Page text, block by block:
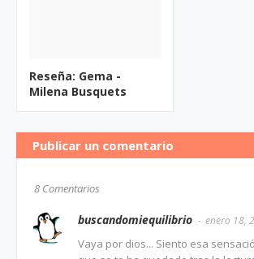
Reseña: Gema -
Milena Busquets
Publicar un comentario
8 Comentarios
buscandomiequilibrio enero 18,
Vaya por dios... Siento esa